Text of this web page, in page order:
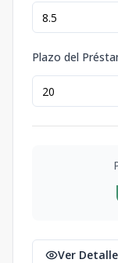
Plazo del
Ver